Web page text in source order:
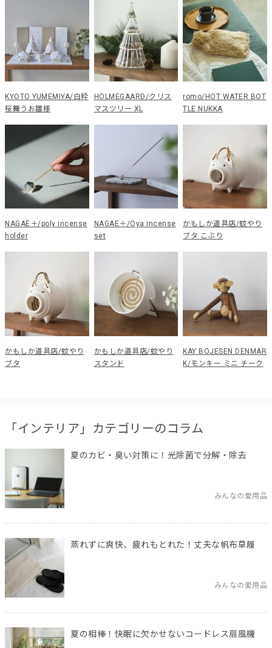
KYOTO YUMEMIYA/白粋
桜舞うお雛様
HOLMEGAARD/クリス
マスツリー XL
romo/HOT WATER BOT
TLE NUKKA
NAGAE＋/poly incense
holder
NAGAE＋/Oya incense
set
かもしか道具店/蚊やり
ブタ こぶり
かもしか道具店/蚊やり
ブタ
かもしか道具店/蚊やり
スタンド
KAY BOJESEN DENMAR
K/モンキー ミニ チーク
「インテリア」カテゴリーのコラム
夏のカビ・臭い対策に！光除菌で分解・除去
みんなの愛用品
蒸れずに爽快、疲れもとれた！丈夫な帆布草履
みんなの愛用品
夏の相棒！快眠に欠かせないコードレス扇風機